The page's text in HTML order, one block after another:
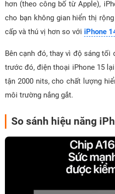
hơn (theo công bố từ Apple),
cho bạn không gian hiển thị
cấp và thú vị hơn so với iPhone
Bên cạnh đó, thay vì độ sáng
trước đó, điện thoại iPhone 15
tận 2000 nits, cho chất lượng
môi trường nắng gắt.
So sánh hiệu năng